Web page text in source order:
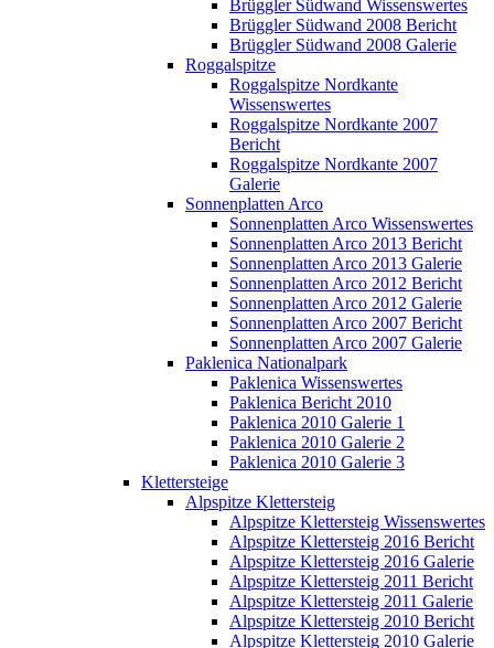
Brüggler Südwand Wissenswertes
Brüggler Südwand 2008 Bericht
Brüggler Südwand 2008 Galerie
Roggalspitze
Roggalspitze Nordkante
Wissenswertes
Roggalspitze Nordkante 2007
Bericht
Roggalspitze Nordkante 2007
Galerie
Sonnenplatten Arco
Sonnenplatten Arco Wissenswertes
Sonnenplatten Arco 2013 Bericht
Sonnenplatten Arco 2013 Galerie
Sonnenplatten Arco 2012 Bericht
Sonnenplatten Arco 2012 Galerie
Sonnenplatten Arco 2007 Bericht
Sonnenplatten Arco 2007 Galerie
Paklenica Nationalpark
Paklenica Wissenswertes
Paklenica Bericht 2010
Paklenica 2010 Galerie 1
Paklenica 2010 Galerie 2
Paklenica 2010 Galerie 3
Klettersteige
Alpspitze Klettersteig
Alpspitze Klettersteig Wissenswertes
Alpspitze Klettersteig 2016 Bericht
Alpspitze Klettersteig 2016 Galerie
Alpspitze Klettersteig 2011 Bericht
Alpspitze Klettersteig 2011 Galerie
Alpspitze Klettersteig 2010 Bericht
Alpspitze Klettersteig 2010 Galerie